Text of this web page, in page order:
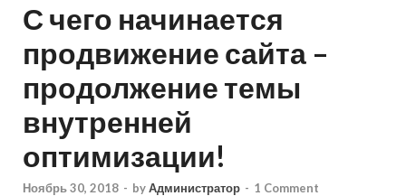
С чего начинается
продвижение сайта –
продолжение темы
внутренней
оптимизации!
Ноябрь 30, 2018 - byАдминистратор - 1 Comment